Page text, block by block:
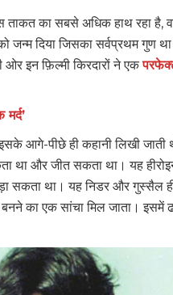
ताकत का सबसे अधिक हाथ रहा है,
जन्म दिया जिसका सर्वप्रथम गुण
इन फ़िल्मी किरदारों ने एक
आगे-पीछे ही कहानी लिखी जाती
था और जीत सकता था। यह
था। यह निडर और गुस्सैल
बनने का एक सांचा मिल जाता।